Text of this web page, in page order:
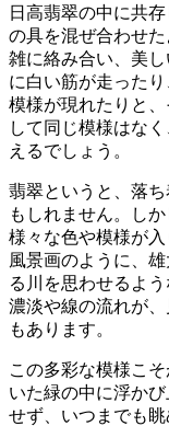
日高翡翠の中に共
の具を混ぜ合わせ
雑に絡み合い、美
に白い筋が走った
模様が現れたりと、
して同じ模様はな
えるでしょう。
翡翠というと、落
もしれません。しか
様々な色や模様が
風景画のように、
る川を思わせるよ
濃淡や線の流れが
もあります。
この多彩な模様こ
いた緑の中に浮か
せず、いつまでも